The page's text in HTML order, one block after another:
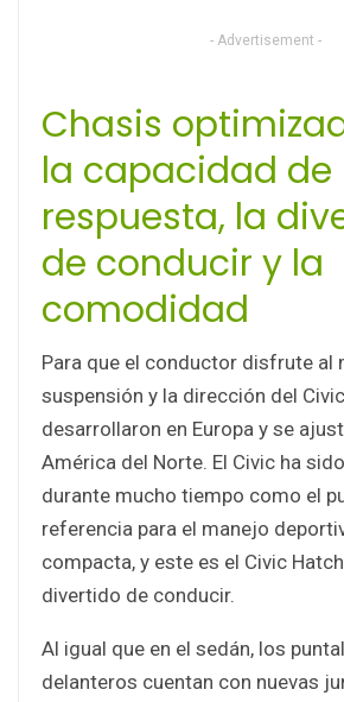
- Advertisement -
Chasis
la capacidad de
respuesta, la
de conducir y la
comodidad
Para que el conductor disfrute al
suspensión y la dirección del
desarrollaron en Europa y se
América del Norte. El Civic ha
durante mucho tiempo como el
referencia para el manejo
compacta, y este es el Civic
divertido de conducir.
Al igual que en el sedán, los
delanteros cuentan con nuevas